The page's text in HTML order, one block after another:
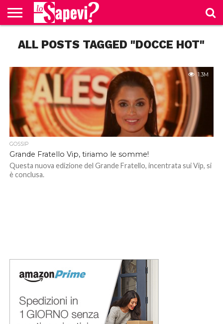
BENESSERE
GOSSIP
PRODOTTI
AMAZON
NEWS
CASA E
CUCINA
ALL POSTS TAGGED "DOCCE HOT"
1.3M
GOSSIP
Grande Fratello Vip, tiriamo le somme!
Questa nuova edizione del Grande Fratello, incentrata sui Vip, si
è conclusa.